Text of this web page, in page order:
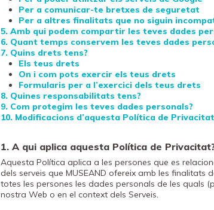
Per a comunicar-te bretxes de seguretat
Per a altres finalitats que no siguin
5. Amb qui podem compartir les teves dades
6. Quant temps conservem les teves dades
7. Quins drets tens?
Els teus drets
On i com pots exercir els teus drets
Formularis per a l’exercici dels teus drets
8. Quines responsabilitats tens?
9. Com protegim les teves dades personals?
10. Modificacions d’aquesta Política de Privacitat
1. A qui aplica aquesta Política de
Aquesta Política aplica a les persones que es
dels serveis que MUSEAND ofereix amb les finalitats
totes les persones les dades personals de les quals
nostra Web o en el context dels Serveis.